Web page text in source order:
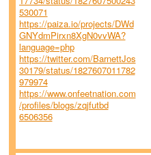
530071
https://paiza.io/projects/DWd
GNYdmPirxn8XgN0vvWA?
language=php
https://twitter.com/BarnettJos
30179/status/1827607011782
979974
https://www.onfeetnation.com
/profiles/blogs/zqjfutbd
6506356